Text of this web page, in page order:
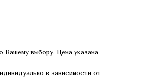
Вашему выбору. Цена указана
в зависимости от